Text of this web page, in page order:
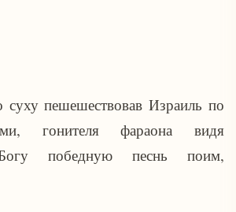
суху пешешествовав Израиль по
гонителя фараона видя
победную песнь поим,